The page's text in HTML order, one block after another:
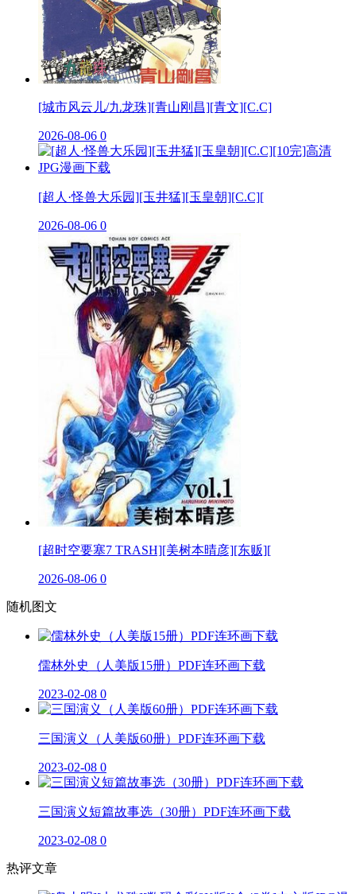
[城市风云儿/九龙珠][青山刚昌][青文][C.C]
2026-08-06 0
[超人·怪兽大乐园][玉井猛][玉皇朝][C.C][
2026-08-06 0
[超时空要塞7 TRASH][美树本晴彦][东贩][
2026-08-06 0
随机图文
儒林外史（人美版15册）PDF连环画下载
2023-02-08 0
三国演义（人美版60册）PDF连环画下载
2023-02-08 0
三国演义短篇故事选（30册）PDF连环画下载
2023-02-08 0
热评文章